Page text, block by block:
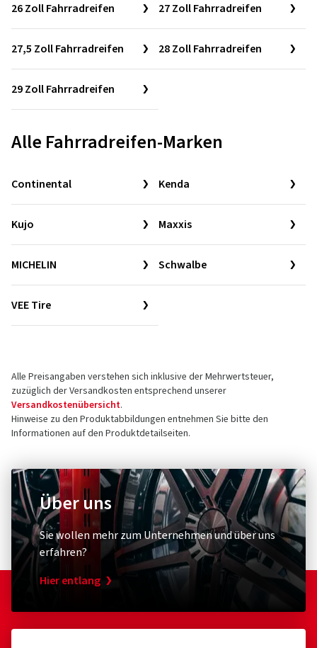
26 Zoll Fahrradreifen 27 Zoll Fahrradreifen
27,5 Zoll Fahrradreifen 28 Zoll Fahrradreifen
29 Zoll Fahrradreifen
Alle Fahrradreifen-Marken
Continental Kenda
Kujo Maxxis
MICHELIN Schwalbe
VEE Tire
Alle Preisangaben verstehen sich inklusive der Mehrwertsteuer,
zuzüglich der Versandkosten entsprechend unserer
Versandkostenübersicht.
Hinweise zu den Produktabbildungen entnehmen Sie bitte den
Informationen auf den Produktdetailseiten.
Über uns
Sie wollen mehr zum Unternehmen und über uns
erfahren?
Hier entlang